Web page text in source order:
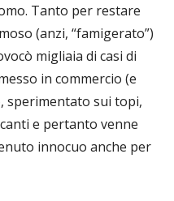
Tanto per restare
(anzi, “famigerato”)
migliaia di casi di
in commercio (e
sperimentato sui topi,
e pertanto venne
innocuo anche per